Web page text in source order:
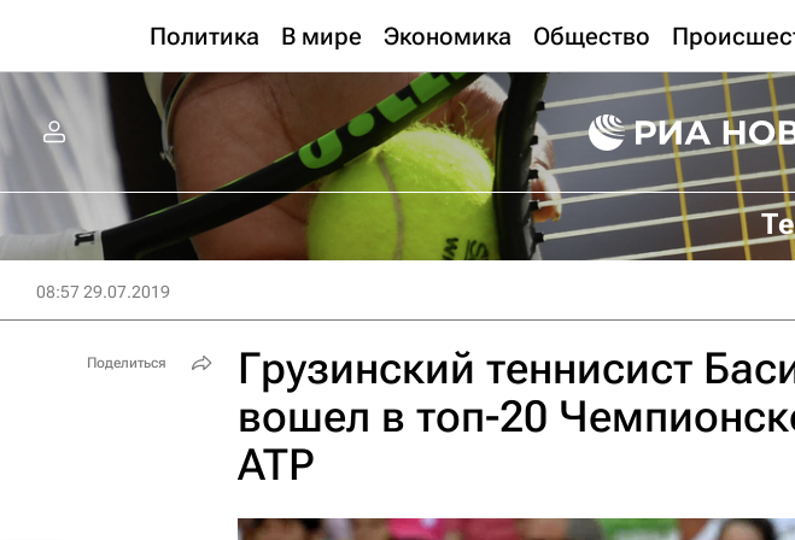
Политика В мире Экономика Общество
08:57 29.07.2019
Грузинский теннисист
вошел в топ-20
ATP
Поделиться